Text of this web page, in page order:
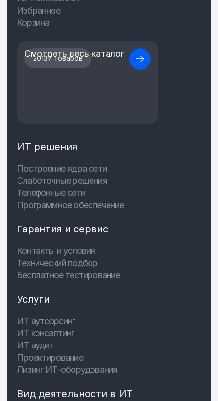
Избранное
Корзина
20137 товаров
Смотреть весь каталог
ИТ решения
Построение ядра сети
Слаботочные решения
Телефонные сети
Программное обеспечение
Гарантия и сервис
Контакты и условия
Технический подбор
Бесплатное тестирование
Услуги
ИТ аутсорсинг
ИТ консалтинг
ИТ аудит
Проектирование
Лизинг ИТ-оборудования
Вид деятельности в ИТ